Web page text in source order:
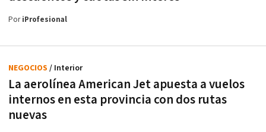
PoriProfesional
La aerolínea American Jet apuesta a vuelos
internos en esta provincia con dos rutas
nuevas
NEGOCIOS / Interior